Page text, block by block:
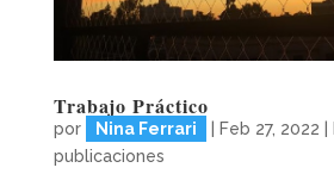
Trabajo Práctico
por Nina Ferrari Feb 27, 2022
publicaciones